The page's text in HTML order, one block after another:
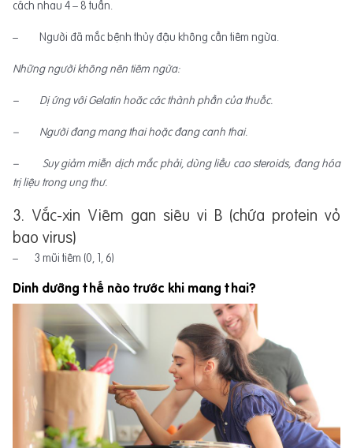
cách nhau 4 – 8 tuần.
– Người đã mắc bệnh thủy đậu không cần tiêm ngừa.
Những người không nên tiêm ngừa:
– Dị ứng với Gelatin hoăc các thành phần của thuốc.
– Người đang mang thai hoặc đang canh thai.
– Suy giảm miễn dịch mắc phải, dùng liều cao steroids, đang hóa
trị liệu trong ung thư.
3. Vắc-xin Viêm gan siêu vi B (chứa protein vỏ
bao virus)
– 3 mũi tiêm (0, 1, 6)
Dinh dưỡng thế nào trước khi mang thai?